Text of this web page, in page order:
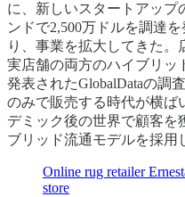
に、新しいスタートアップ
ンドで2,500万ドルを調達
り、事業を拡大してきた。
実店舗の両方のハイブリッ
発表されたGlobalDataの調
のみで販売する時代が横ば
デミック後の世界で顧客を
ブリッド流通モデルを採用
Online rug retailer
store